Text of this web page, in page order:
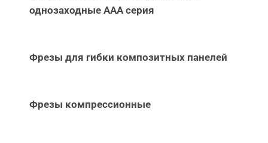
однозаходные ААА серия
Фрезы для гибки композитных панелей
Фрезы компрессионные